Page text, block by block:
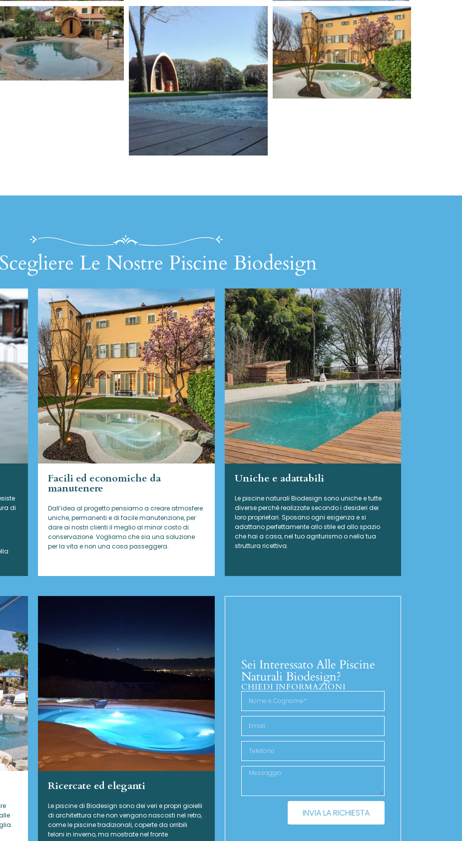
Le Nostre Piscine Biodesign
di
Facili ed economiche da
manutenere
Dall’idea al progetto pensiamo a creare atmosfere
uniche, permanenti e di facile manutenzione, per
dare ai nostri clienti il meglio al minor costo di
conservazione. Vogliamo che sia una soluzione
per la vita e non una cosa passeggera.
Uniche e adattabili
Le piscine naturali Biodesign sono uniche e tutte
diverse perchè realizzate secondo i desideri dei
loro proprietari. Sposano ogni esigenza e si
adattano perfettamente allo stile ed allo spazio
che hai a casa, nel tuo agriturismo o nella tua
struttura ricettiva.
Ricercate ed eleganti
Le piscine di Biodesign sono dei veri e propri gioielli
di architettura che non vengono nascosti nel retro,
come le piscine tradizionali, coperte da orribili
teloni in inverno, ma mostrate nel fronte
Sei Interessato Alle Piscine
Naturali Biodesign?
CHIEDI INFORMAZIONI
INVIA LA RICHIESTA